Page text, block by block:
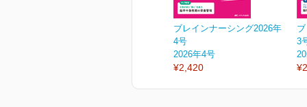
ブレインナーシング2026年
4号
2026年4号
¥2,420
3